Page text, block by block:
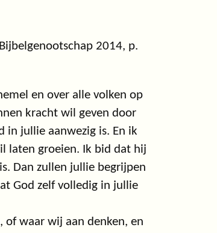
2014, p.
en over alle volken op
kracht wil geven door
in jullie aanwezig is. En ik
laten groeien. Ik bid dat hij
Dan zullen jullie begrijpen
God zelf volledig in jullie
of waar wij aan denken, en